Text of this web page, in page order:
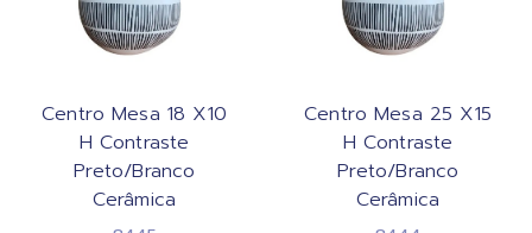
Centro Mesa 18 X10
H Contraste
Preto/Branco
Cerâmica
Centro Mesa 25 X15
H Contraste
Preto/Branco
Cerâmica